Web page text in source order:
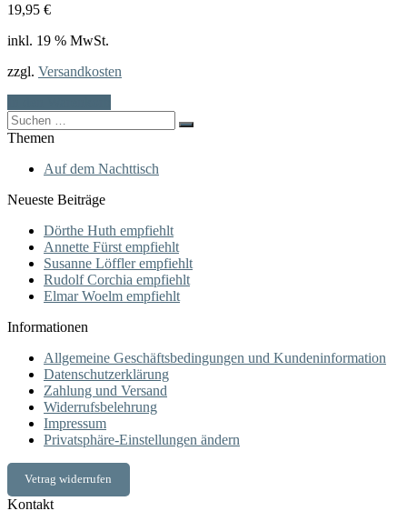
19,95 €
inkl. 19 % MwSt.
zzgl. Versandkosten
Search
for:
Themen
Auf dem Nachttisch
Neueste Beiträge
Dörthe Huth empfiehlt
Annette Fürst empfiehlt
Susanne Löffler empfiehlt
Rudolf Corchia empfiehlt
Elmar Woelm empfiehlt
Informationen
Allgemeine Geschäftsbedingungen und Kundeninformation
Datenschutzerklärung
Zahlung und Versand
Widerrufsbelehrung
Impressum
Privatsphäre-Einstellungen ändern
Vetrag widerrufen
Kontakt